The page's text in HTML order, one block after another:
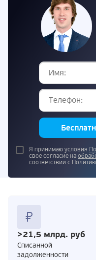
Я принимаю условия
свое согласие на
соответствии с
>21,5 млрд. руб
Cписанной
задолженности